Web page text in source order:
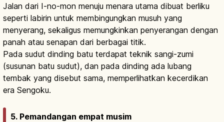
Jalan dari I-no-mon menuju menara utama dibuat berliku
seperti labirin untuk membingungkan musuh yang
menyerang, sekaligus memungkinkan penyerangan dengan
panah atau senapan dari berbagai titik.
Pada sudut dinding batu terdapat teknik sangi-zumi
(susunan batu sudut), dan pada dinding ada lubang
tembak yang disebut sama, memperlihatkan kecerdikan
era Sengoku.
5. Pemandangan empat musim